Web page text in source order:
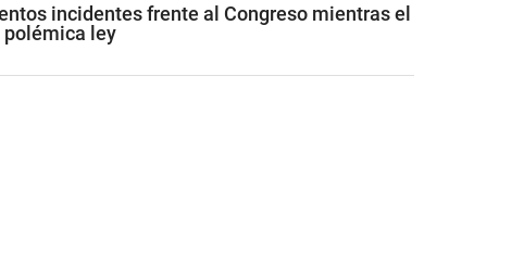
incidentes frente al Congreso mientras el
polémica ley